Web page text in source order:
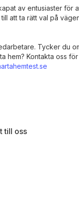
till oss
av entusiaster för
att ta rätt val på
Tycker du
hem? Kontakta oss